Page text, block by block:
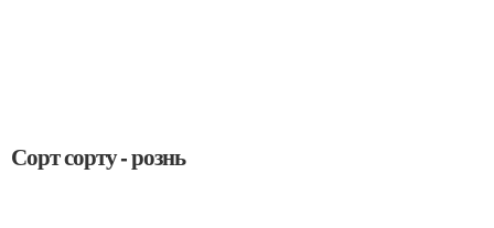
Сорт сорту - рознь